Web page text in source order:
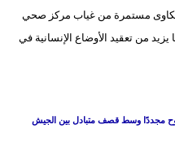
مستمرة من غياب مركز صحي
من تعقيد الأوضاع الإنسانية في
مجددًا وسط قصف متبادل بين الجيش